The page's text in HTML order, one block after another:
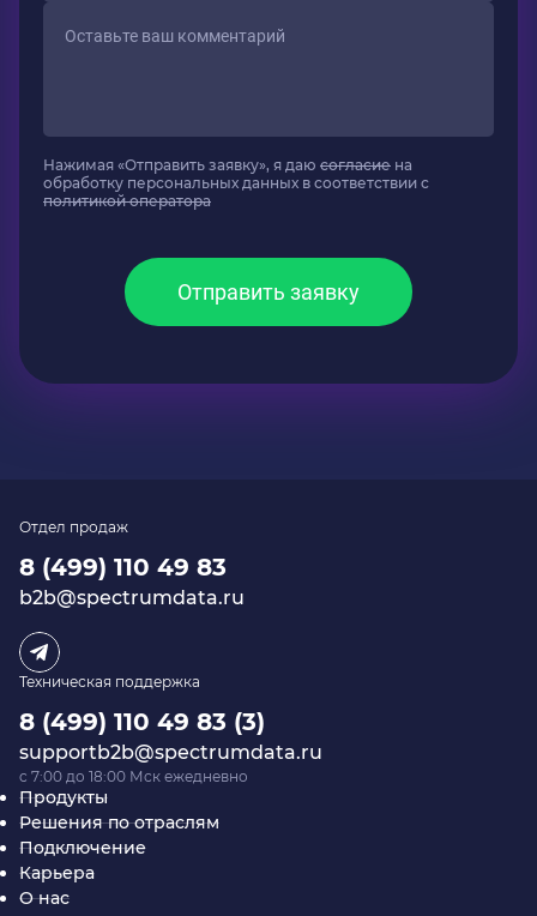
Нажимая «Отправить заявку», я даю согласие на
обработку персональных данных в соответствии с
политикой оператора
Отправить заявку
Продукты
Решения по отраслям
Подключение
Карьера
О нас
Отдел продаж
8 (499) 110 49 83
b2b@spectrumdata.ru
Техническая поддержка
8 (499) 110 49 83 (3)
supportb2b@spectrumdata.ru
c 7:00 до 18:00 Мск ежедневно